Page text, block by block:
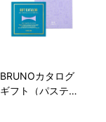
BRUNOカタログ
ギフト（パステル